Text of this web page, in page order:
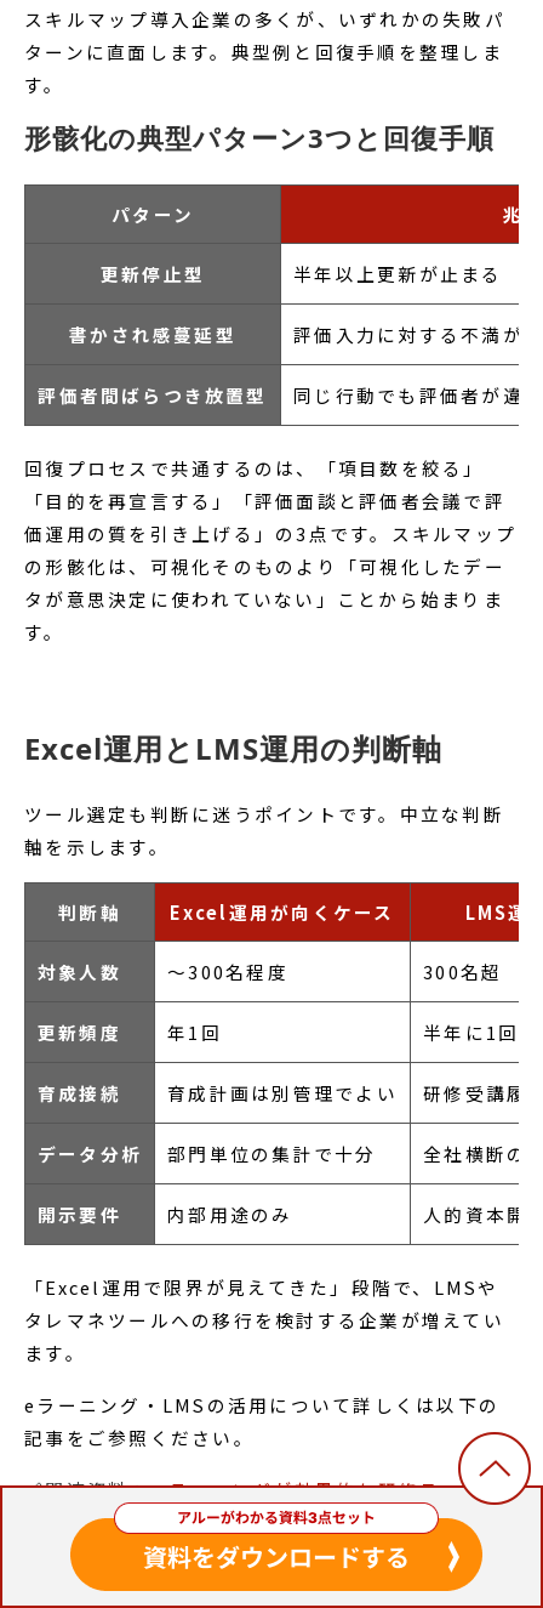
スキルマップ導入企業の多くが、いずれかの失敗パ
ターンに直面します。典型例と回復手順を整理しま
す。
形骸化の典型パターン3つと回復手順
パターン 兆
更新停止型 半年以上更新が止まる
書かされ感蔓延型 評価入力に対する不満が
評価者間ばらつき放置型 同じ行動でも評価者が違
回復プロセスで共通するのは、「項目数を絞る」
「目的を再宣言する」「評価面談と評価者会議で評
価運用の質を引き上げる」の3点です。スキルマップ
の形骸化は、可視化そのものより「可視化したデー
タが意思決定に使われていない」ことから始まりま
す。
Excel運用とLMS運用の判断軸
ツール選定も判断に迷うポイントです。中立な判断
軸を示します。
判断軸 Excel運用が向くケース LMS運
対象人数 〜300名程度 300名超
更新頻度 年1回 半年に1回
育成接続 育成計画は別管理でよい 研修受講履
データ分析 部門単位の集計で十分 全社横断の
開示要件 内部用途のみ 人的資本開
「Excel運用で限界が見えてきた」段階で、LMSや
タレマネツールへの移行を検討する企業が増えてい
ます。
eラーニング・LMSの活用について詳しくは以下の
記事をご参照ください。
🔗関連資料： eラーニングが効果的な研修テーマ13
選。成功させるコツや事例を紹介